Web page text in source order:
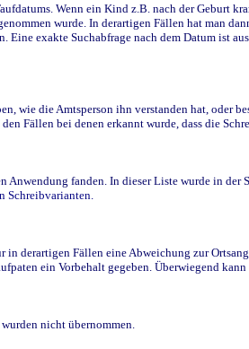
Wenn ein Kind z.B. nach der Geburt
wurde. In derartigen Fällen hat man
exakte Suchabfrage nach dem Datum ist
die Amtsperson ihn verstanden hat, oder
Fällen bei denen erkannt wurde, dass die
fanden. In dieser Liste wurde in der
Schreibvarianten.
derartigen Fällen eine Abweichung zur
ein Vorbehalt gegeben. Überwiegend
nicht übernommen.